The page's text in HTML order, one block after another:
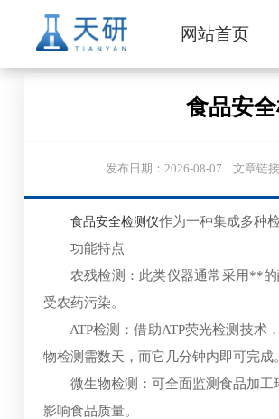
网站首页
食品安
发布日期：2026-08-07 文章链
食品安全检测仪作为一种集成多种
功能特点
农残检测：此类仪器通常采用**的
受农药污染。
ATP检测：借助ATP荧光检测技术，
物检测需数天，而它几分钟内即可完成。
微生物检测：可全面监测食品加工
影响食品质量。